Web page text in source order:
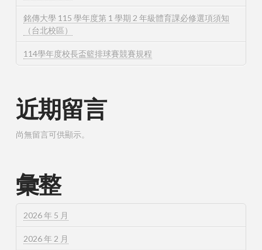
銘傳大學 115 學年度第 1 學期 2 年級體育課必修選項須知
（台北校區）
114學年度校長盃籃排球賽競賽規程
近期留言
尚無留言可供顯示。
彙整
2026 年 5 月
2026 年 2 月